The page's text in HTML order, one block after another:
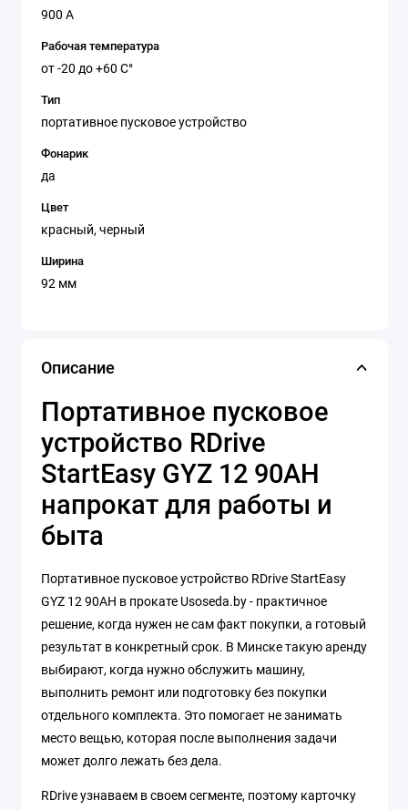
900 А
Рабочая температура
от -20 до +60 C°
Тип
портативное пусковое устройство
Фонарик
да
Цвет
красный, черный
Ширина
92 мм
Описание
Портативное пусковое
устройство RDrive
StartEasy GYZ 12 90AH
напрокат для работы и
быта
Портативное пусковое устройство RDrive StartEasy
GYZ 12 90AH в прокате Usoseda.by - практичное
решение, когда нужен не сам факт покупки, а готовый
результат в конкретный срок. В Минске такую аренду
выбирают, когда нужно обслужить машину,
выполнить ремонт или подготовку без покупки
отдельного комплекта. Это помогает не занимать
место вещью, которая после выполнения задачи
может долго лежать без дела.
RDrive узнаваем в своем сегменте, поэтому карточку